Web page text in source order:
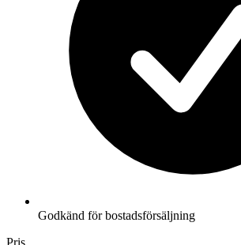
Godkänd för bostadsförsäljning
Pris